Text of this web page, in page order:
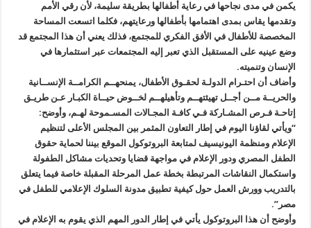
يكمن في مدى نجاحها في رعاية أطفالها بطريقة سليمة، لأن رقي الأمم
وتقدمها يقاس بمدى اهتمامها بأطفالها ورعايتهم، فكلما اتسعت المساحة
المخصصة للأطفال في الأفق الفكري للمجتمع، فذلك يعني أن هذا المجتمع قد
وضع عينيه على المستقبل الذي تعبر إليه المجتمعات عبر استثمارها في
الإنسان وتنميته.
وأضاف أن احتـرام الدولـة لحقـوق الأطفال، يمنحهــم الكرامــة الإنســانية
والحريــة مــن أجــل تهيئتهــم وتأهيلهــم لخــوض حيــاة الكبـار عـن طريـق
إتاحـة فـرص المشـاركة فـي كافـة المجـالات المسـموحة لهـم، وأوضح:
“ويأتي لقاؤنا اليوم في إطار التعاون المثمر بين المجلس الأعلى لتنظيم
الإعلام ومنظمة اليونيسيف لمتابعة البروتوكول الموقع بيننا لحماية حقوق
الطفل المصري ودور الإعلام في مواجهة قضايا وتحديات مشاكل الطفولة
واستكمال النقاشات المرتبطة بخطة عمل المرحلة المقبلة خاصة فيما يتعلق
بالتدريب وورش العمل حول كيفية تطبيق مدونة السلوك الإعلامي للطفل في
مصر”.
وأوضح أن هذا البروتوكول يأتي في إطار الدور المهم الذي يقوم به الإعلام في